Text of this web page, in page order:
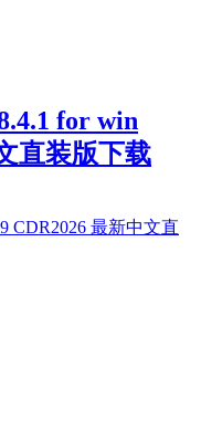
for win
直装版下载